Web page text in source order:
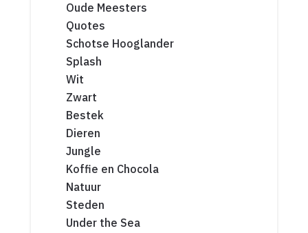
Oude Meesters
Quotes
Schotse Hooglander
Splash
Wit
Zwart
Bestek
Dieren
Jungle
Koffie en Chocola
Natuur
Steden
Under the Sea